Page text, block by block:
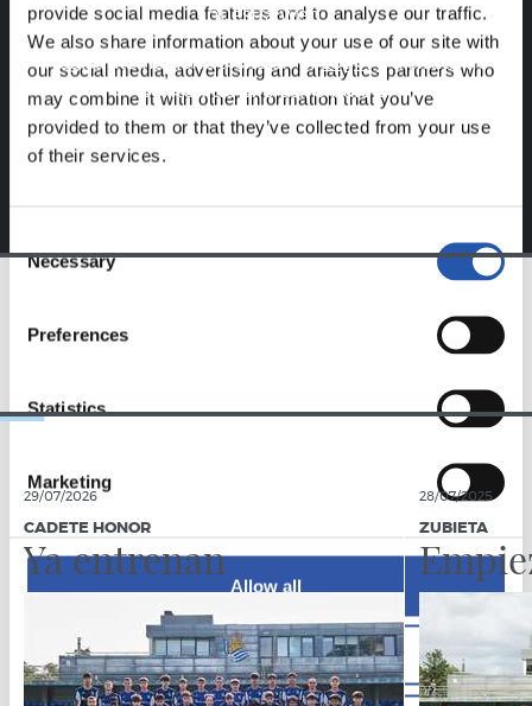
provide social media features and to analyse our traffic.
We also share information about your use of our site with
our social media, advertising and analytics partners who
may combine it with other information that you’ve
provided to them or that they’ve collected from your use
of their services.
Selection
Necessary
Preferences
Statistics
Marketing
Allow all
Allow selection
nuestra web.
Regístrate haciendo clic en elLoginy disfruta de
contenido exclusivo para ti.
29/07/2026
CADETE HONOR
Ya entrenan
28/07/2025
ZUBIETA